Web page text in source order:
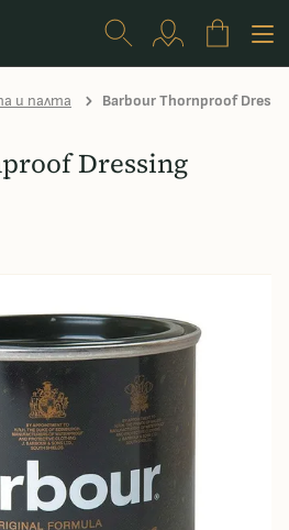
и палта Barbour Thornproof
Dressing